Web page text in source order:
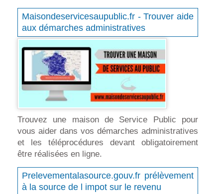
Maisondeservicesaupublic.fr - Trouver aide
aux démarches administratives
Trouvez une maison de Service Public pour
vous aider dans vos démarches administratives
et les téléprocédures devant obligatoirement
être réalisées en ligne.
Prelevementalasource.gouv.fr prélèvement
à la source de l impot sur le revenu